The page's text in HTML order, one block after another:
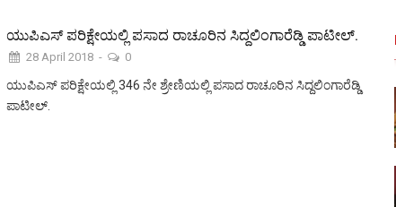
ಯುಪಿಎಸ್ ಪರಿಕ್ಷೇಯಲ್ಲಿ ಪಸಾದ ರಾಚೂರಿನ ಸಿದ್ದಲಿಂಗಾರೆಡ್ಡಿ ಪಾಟೀಲ್.
28 April 2018 - 0
ಯುಪಿಎಸ್ ಪರಿಕ್ಷೇಯಲ್ಲಿ 346 ನೇ ಶ್ರೇಣಿಯಲ್ಲಿ ಪಸಾದ ರಾಚೂರಿನ ಸಿದ್ದಲಿಂಗಾರೆಡ್ಡಿ
ಪಾಟೀಲ್.